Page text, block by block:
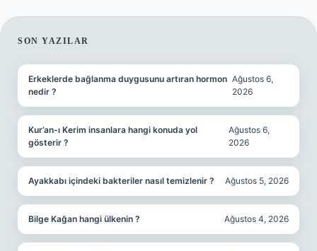
SIDEBAR
SON YAZILAR
Erkeklerde bağlanma duygusunu artıran hormon
nedir ?
Ağustos 6,
2026
Kur’an-ı Kerim insanlara hangi konuda yol
gösterir ?
Ağustos 6,
2026
Ayakkabı içindeki bakteriler nasıl temizlenir ? Ağustos 5, 2026
Bilge Kağan hangi ülkenin ? Ağustos 4, 2026